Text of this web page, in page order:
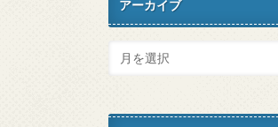
アーカイブ